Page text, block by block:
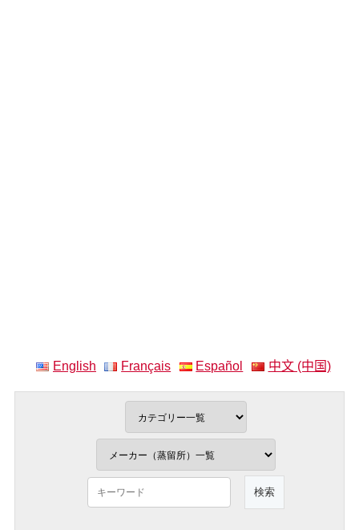
English Français Español 中文 (中国)